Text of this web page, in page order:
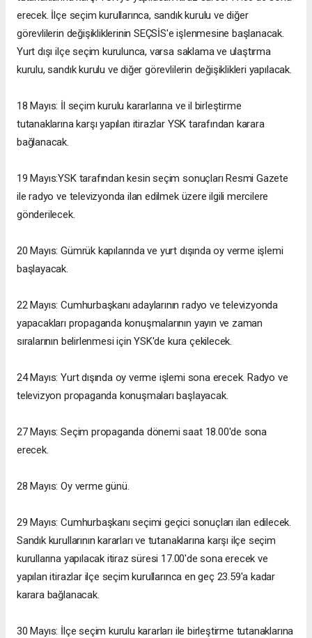
erecek. İlçe seçim kurullarınca, sandık kurulu ve diğer
görevlilerin değişikliklerinin SEÇSİS'e işlenmesine başlanacak.
Yurt dışı ilçe seçim kurulunca, varsa saklama ve ulaştırma
kurulu, sandık kurulu ve diğer görevlilerin değişiklikleri yapılacak.
18 Mayıs: İl seçim kurulu kararlarına ve il birleştirme
tutanaklarına karşı yapılan itirazlar YSK tarafından karara
bağlanacak.
19 Mayıs:YSK tarafından kesin seçim sonuçları Resmi Gazete
ile radyo ve televizyonda ilan edilmek üzere ilgili mercilere
gönderilecek.
20 Mayıs: Gümrük kapılarında ve yurt dışında oy verme işlemi
başlayacak.
22 Mayıs: Cumhurbaşkanı adaylarının radyo ve televizyonda
yapacakları propaganda konuşmalarının yayın ve zaman
sıralarının belirlenmesi için YSK'de kura çekilecek.
24 Mayıs: Yurt dışında oy verme işlemi sona erecek. Radyo ve
televizyon propaganda konuşmaları başlayacak.
27 Mayıs: Seçim propaganda dönemi saat 18.00'de sona
erecek.
28 Mayıs: Oy verme günü.
29 Mayıs: Cumhurbaşkanı seçimi geçici sonuçları ilan edilecek.
Sandık kurullarının kararları ve tutanaklarına karşı ilçe seçim
kurullarına yapılacak itiraz süresi 17.00'de sona erecek ve
yapılan itirazlar ilçe seçim kurullarınca en geç 23.59'a kadar
karara bağlanacak.
30 Mayıs: İlçe seçim kurulu kararları ile birleştirme tutanaklarına